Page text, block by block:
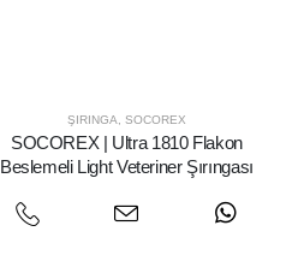
ŞIRINGA SOCOREX
SOCOREX | Ultra 1810 Flakon
Beslemeli Light Veteriner Şırıngası